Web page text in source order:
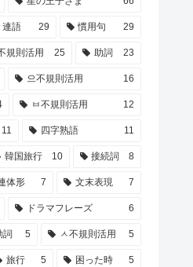
連語 29 慣用句 29
規則活用 25 助詞 23
으不規則活用 16
ㅂ不規則活用 12
11 四字熟語 11
韓国旅行 10 接続詞 8
体形 7 文末表現 7
ドラマフレーズ 6
詞 5 ㅅ不規則活用 5
旅行 5 困った時 5